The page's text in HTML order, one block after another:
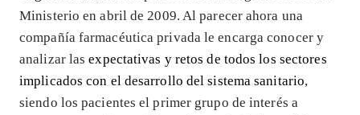
Ministerio en abril de 2009. Al parecer ahora una
compañía farmacéutica privada le encarga conocer y
analizar lasexpectativas y retos de todos los sectores
implicados con el desarrollo del sistema sanitario,
siendo los pacientes el primer grupo de interés a